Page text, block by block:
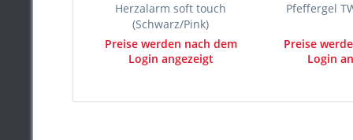
Herzalarm soft touch
(Schwarz/Pink)
Preise werden nach dem
Login angezeigt
Pfeffergel
Preise
Login